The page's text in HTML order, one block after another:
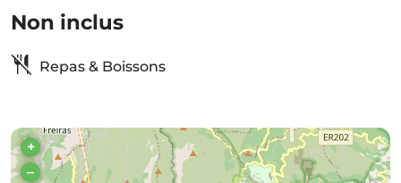
Non inclus
Repas & Boissons
+
–